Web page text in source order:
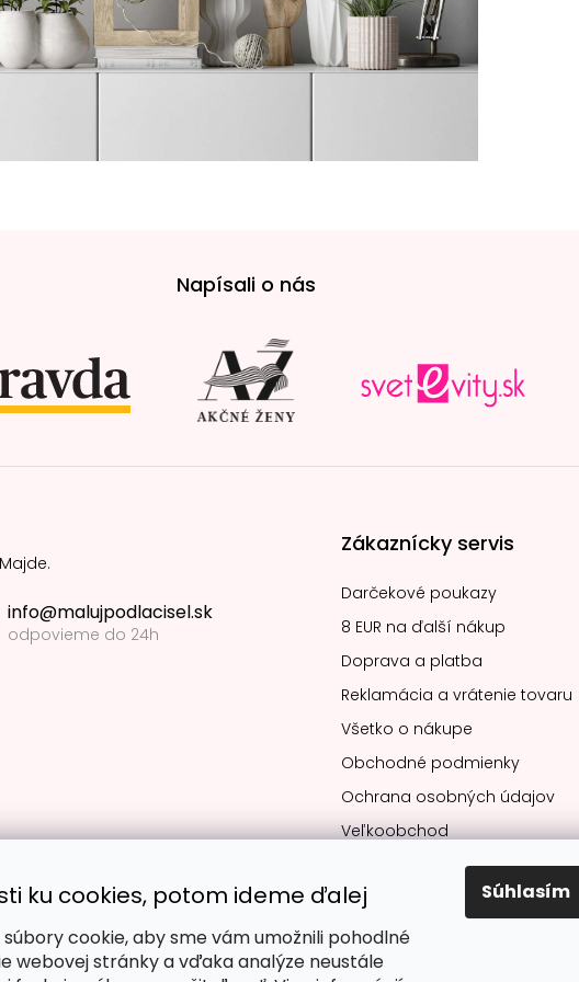
ku cookies, potom ideme ďalej
cookie, aby sme vám umožnili pohodlné
webovej stránky a vďaka analýze neustále
Súhlasím
Napísali o nás
info@malujpodlacisel.sk
odpovieme do 24h
Zákaznícky servis
Darčekové poukazy
8 EUR na ďalší nákup
Doprava a platba
Reklamácia a vrátenie tovaru
Všetko o nákupe
Obchodné podmienky
Ochrana osobných údajov
Veľkoobchod
Obľúbené spôsoby platby: